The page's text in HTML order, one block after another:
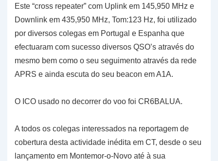
Este “cross repeater” com Uplink em 145,950 MHz e
Downlink em 435,950 MHz, Tom:123 Hz, foi utilizado
por diversos colegas em Portugal e Espanha que
efectuaram com sucesso diversos QSO’s através do
mesmo bem como o seu seguimento através da rede
APRS e ainda escuta do seu beacon em A1A.
O ICO usado no decorrer do voo foi CR6BALUA.
A todos os colegas interessados na reportagem de
cobertura desta actividade inédita em CT, desde o seu
lançamento em Montemor-o-Novo até à sua